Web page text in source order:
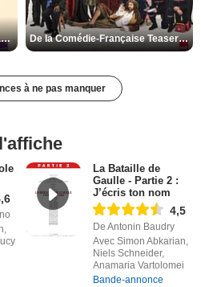
Les Matins merveilleux Bande-annonce VF De la Comédie-Française Teaser VF
à ne pas manquer
La Bataille de
Gaulle - Partie 2 :
J’écris ton nom
4,5
De Antonin Baudry
Avec Simon Abkarian,
Niels Schneider,
Anamaria Vartolomei
Bande-annonce